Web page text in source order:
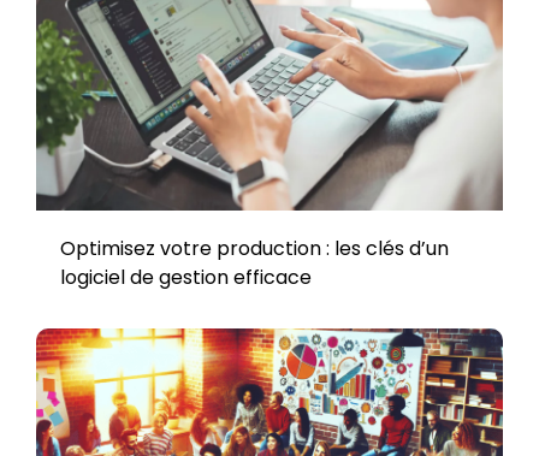
Optimisez votre production : les clés d’un
logiciel de gestion efficace